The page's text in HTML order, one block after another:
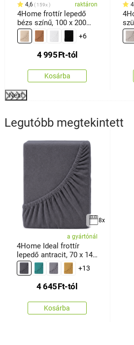
4,6 159x raktáron
4Home frottír lepedő
bézs színű, 100 x 200
cm
+6
4 995Ft-tól
Kosárba
Next
Legutóbb megtekintett
8x
a gyártónál
4Home Ideal frottír
lepedő antracit, 70 x 140
cm
+13
4 645Ft-tól
Kosárba